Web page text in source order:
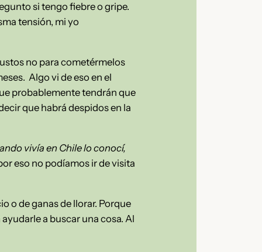
si tengo fiebre o gripe.
tensión, mi yo
no para cometérmelos
Algo vi de eso en el
probablemente tendrán que
que habrá despidos en la
vivía en Chile lo conocí,
eso no podíamos ir de visita
o de ganas de llorar. Porque
a buscar una cosa. Al